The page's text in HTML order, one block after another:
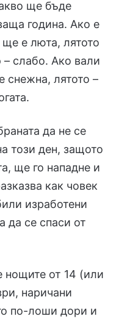
ще бъде
година. Ако е
е люта, лятото
слабо. Ако вали
снежна, лятото –
да не се
този ден, защото
ще го нападне и
как човек
изработени
да се спаси от
нощите от 14 (или
наричани
по-лоши дори и